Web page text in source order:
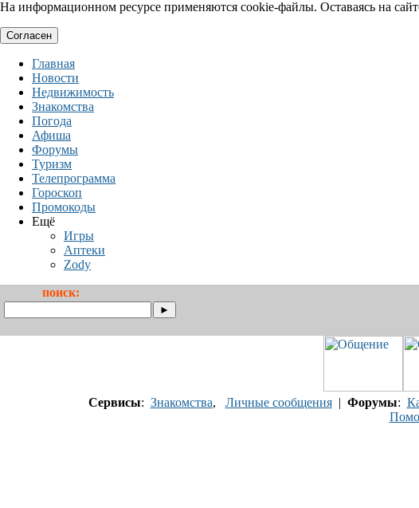
На информационном ресурсе применяются cookie-файлы. Оставаясь на
Согласен
Главная
Новости
Недвижимость
Знакомства
Погода
Афиша
Форумы
Туризм
Телепрограмма
Гороскоп
Промокоды
Ещё
Игры
Аптеки
Zody
поиск:
Сервисы: Знакомства, Личные сообщения| Форумы: